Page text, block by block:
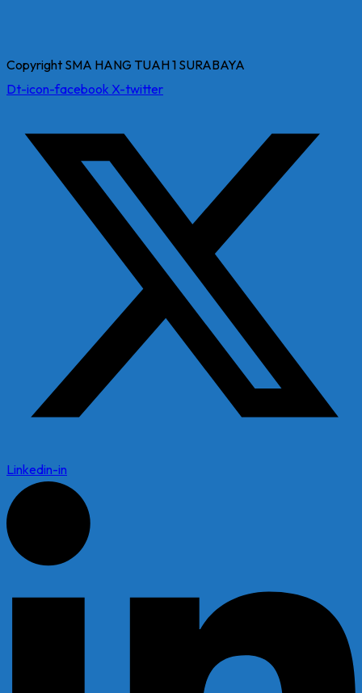
Copyright SMA HANG TUAH 1 SURABAYA
Dt-icon-facebook X-twitter
Linkedin-in